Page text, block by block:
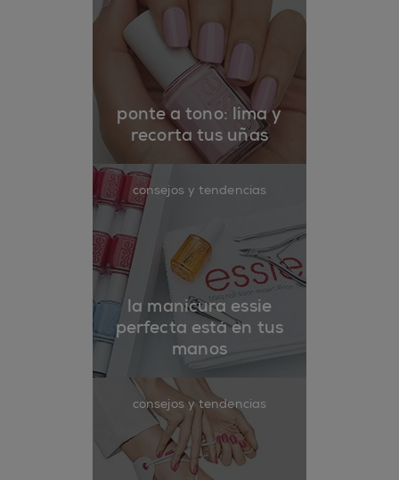
ponte a tono: lima y
recorta tus uñas
consejos y tendencias
la manicura essie
perfecta está en tus
manos
consejos y tendencias